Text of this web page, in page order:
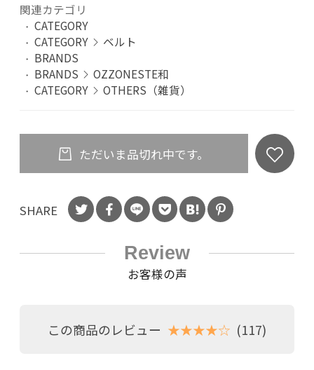
関連カテゴリ
CATEGORY
CATEGORY
ベルト
BRANDS
BRANDS
OZZONESTE和
CATEGORY
OTHERS（雑貨）
ただいま品切れ中です。
SHARE
Review
お客様の声
この商品のレビュー ★★★★☆ (117)